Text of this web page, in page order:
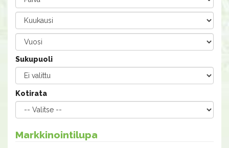
Sukupuoli
Kotirata
Markkinointilupa